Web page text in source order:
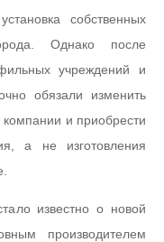
собственных
Однако после
учреждений и
обязали изменить
и приобрести
а не изготовления
известно о новой
производителем